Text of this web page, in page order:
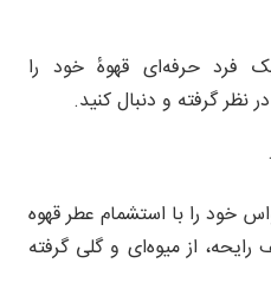
فرد حرفه‌ای قهوهٔ خود را
نظر گرفته و دنبال کنید.
خود را با استشمام عطر قهوه
از میوه‌ای و گلی گرفته